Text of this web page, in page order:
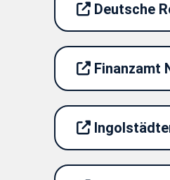
Deutsche
Finanzamt